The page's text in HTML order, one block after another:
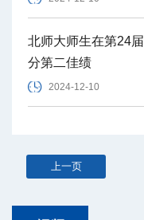
北师大师生在第24
分第二佳绩
2024-12-10
上一页